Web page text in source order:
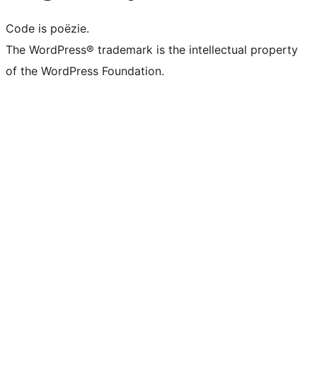
Code is poëzie.
The WordPress® trademark is the intellectual property
of the WordPress Foundation.